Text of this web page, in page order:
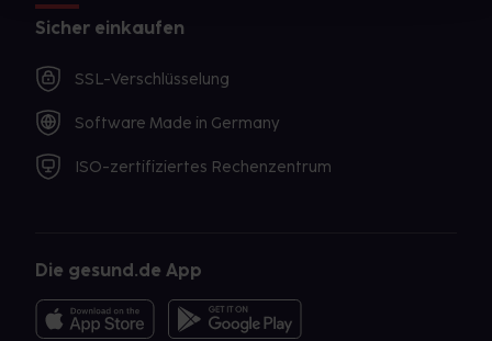
Sicher einkaufen
SSL-Verschlüsselung
Software Made in Germany
ISO-zertifiziertes Rechenzentrum
Die gesund.de App